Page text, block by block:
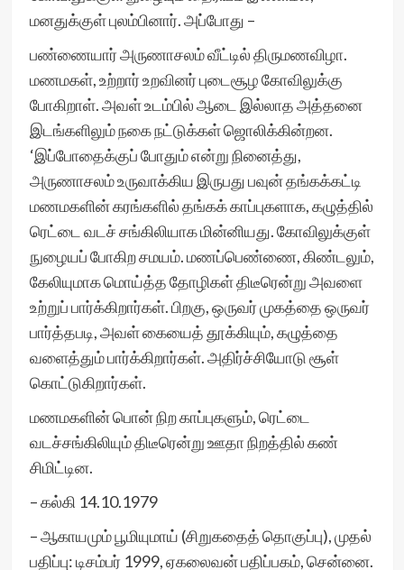
மனதுக்குள் புலம்பினார். அப்போது –
பண்ணையார் அருணாசலம் வீட்டில் திருமணவிழா.
மணமகள், உற்றார் உறவினர் புடைசூழ கோவிலுக்கு
போகிறாள். அவள் உடம்பில் ஆடை இல்லாத அத்தனை
இடங்களிலும் நகை நட்டுக்கள் ஜொலிக்கின்றன.
‘இப்போதைக்குப் போதும் என்று நினைத்து,
அருணாசலம் உருவாக்கிய இருபது பவுன் தங்கக்கட்டி
மணமகளின் கரங்களில் தங்கக் காப்புகளாக, கழுத்தில்
ரெட்டை வடச் சங்கிலியாக மின்னியது. கோவிலுக்குள்
நுழையப் போகிற சமயம். மணப்பெண்ணை, கிண்டலும்,
கேலியுமாக மொய்த்த தோழிகள் திடீரென்று அவளை
உற்றுப் பார்க்கிறார்கள். பிறகு, ஒருவர் முகத்தை ஒருவர்
பார்த்தபடி, அவள் கையைத் தூக்கியும், கழுத்தை
வளைத்தும் பார்க்கிறார்கள். அதிர்ச்சியோடு சூள்
கொட்டுகிறார்கள்.
மணமகளின் பொன் நிற காப்புகளும், ரெட்டை
வடச்சங்கிலியும் திடீரென்று ஊதா நிறத்தில் கண்
சிமிட்டின.
– கல்கி 14.10.1979
– ஆகாயமும் பூமியுமாய் (சிறுகதைத் தொகுப்பு), முதல்
பதிப்பு: டிசம்பர் 1999, ஏகலைவன் பதிப்பகம், சென்னை.